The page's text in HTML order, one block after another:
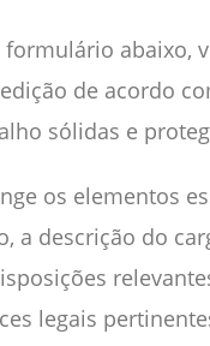
abaixo,
de acordo
sólidas e
os elementos
a descrição do
legais